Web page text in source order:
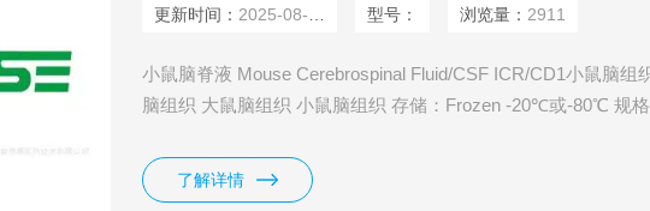
更新时间： 2025-08-09 型号： 浏览量： 2911
小鼠脑脊液 Mouse Cerebrospinal Fluid/CSF ICR/CD1小鼠脑组
脑组织 大鼠脑组织 小鼠脑组织 存储：Frozen -20℃或-80℃ 规
了解详情